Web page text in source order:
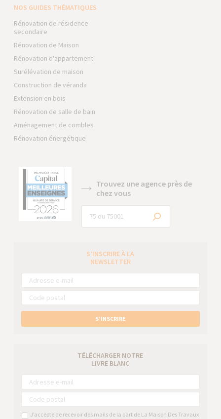
NOS GUIDES THÉMATIQUES
Rénovation de résidence
secondaire
Rénovation de Maison
Rénovation d'appartement
Surélévation de maison
Construction de véranda
Extension en bois
Rénovation de salle de bain
Aménagement de combles
Rénovation énergétique
Trouvez une agence près de
chez vous
S’INSCRIRE À LA
NEWSLETTER
S’INSCRIRE
TÉLÉCHARGER NOTRE
LIVRE BLANC
J’accepte de recevoir des mails de la part de La Maison Des Travaux